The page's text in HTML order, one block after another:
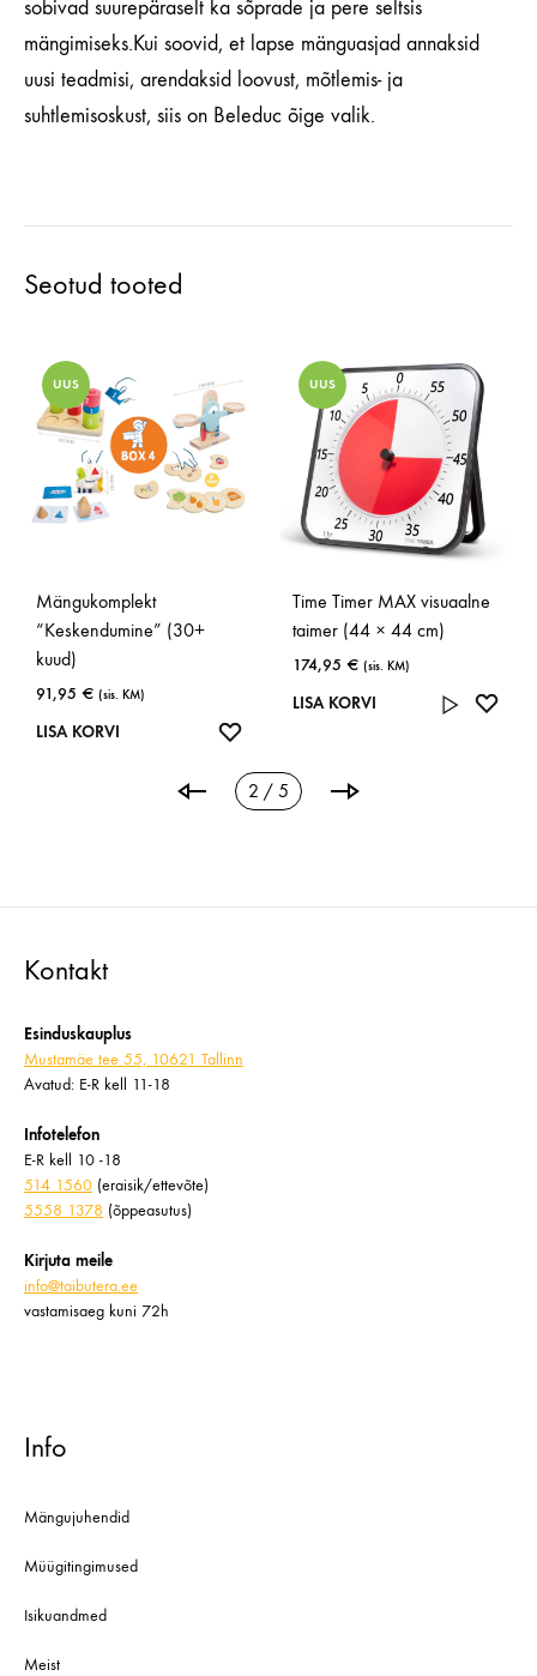
sobivad suurepäraselt ka sõprade ja pere seltsis
mängimiseks.Kui soovid, et lapse mänguasjad annaksid
uusi teadmisi, arendaksid loovust, mõtlemis- ja
suhtlemisoskust, siis on Beleduc õige valik.
Seotud tooted
UUS
Mängukomplekt
“Keskendumine” (30+
kuud)
91,95 € (sis. KM)
LISA KORVI
UUS
Time Timer MAX visuaalne
taimer (44 × 44 cm)
174,95 € (sis. KM)
LISA KORVI
2 / 5
Kontakt
Esinduskauplus
Mustamäe tee 55, 10621 Tallinn
Avatud: E-R kell 11-18
Infotelefon
E-R kell 10 -18
514 1560 (eraisik/ettevõte)
5558 1378 (õppeasutus)
Kirjuta meile
info@taibutera.ee
vastamisaeg kuni 72h
Info
Mängujuhendid
Müügitingimused
Isikuandmed
Meist